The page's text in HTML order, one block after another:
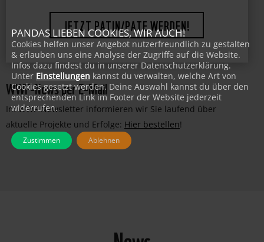
JETZT PATIN/PATE WERDEN!
WWF-News per E-Mail
Im WWF-Newsletter informieren wir Sie laufend über
aktuelle Projekte und Erfolge: Hier bestellen!
PANDAS LIEBEN COOKIES, WIR AUCH!
Cookies helfen unser Angebot nutzerfreundlich zu gestalten
& erlauben uns eine Analyse der Zugriffe auf die Website.
Infos dazu findest du in unserer Datenschutzerklärung.
Unter Einstellungen kannst du verwalten, welche Art von
Cookies gesetzt werden. Deine Auswahl kannst du über den
entsprechenden Link im Footer der Website jederzeit
widerrufen.
Zustimmen Ablehnen